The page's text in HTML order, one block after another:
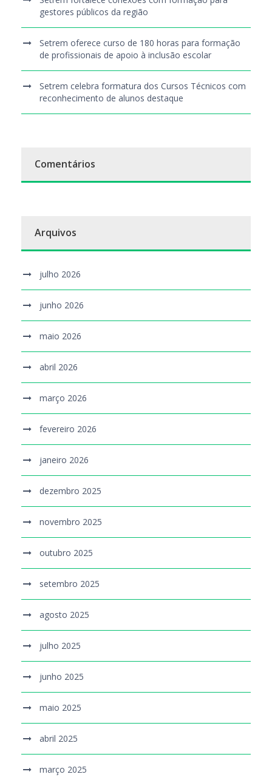
gestores públicos da região
Setrem oferece curso de 180 horas para formação
de profissionais de apoio à inclusão escolar
Setrem celebra formatura dos Cursos Técnicos com
reconhecimento de alunos destaque
Comentários
Arquivos
julho 2026
junho 2026
maio 2026
abril 2026
março 2026
fevereiro 2026
janeiro 2026
dezembro 2025
novembro 2025
outubro 2025
setembro 2025
agosto 2025
julho 2025
junho 2025
maio 2025
abril 2025
março 2025